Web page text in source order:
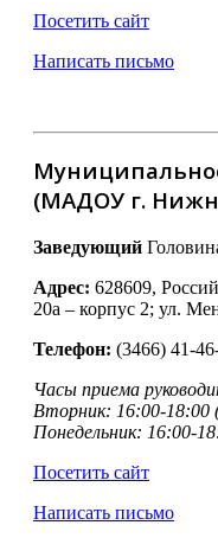
Посетить сайт
Написать письмо
(МАДОУ г.
Заведующий
Адрес: 628609,
20а – корпус 2; ул.
Телефон: (3466) 41-
Часы приема
Вторник: 16:00-18:00
Понедельник: 16:00-
Посетить сайт
Написать письмо